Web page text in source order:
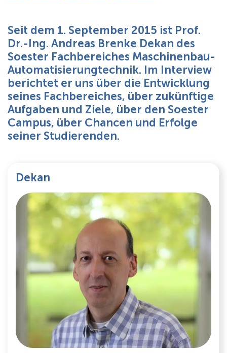
Seit dem 1. September 2015 ist Prof.
Dr.-Ing. Andreas Brenke Dekan des
Soester Fachbereiches Maschinenbau-
Automatisierungtechnik. Im Interview
berichtet er uns über die Entwicklung
seines Fachbereiches, über zukünftige
Aufgaben und Ziele, über den Soester
Campus, über Chancen und Erfolge
seiner Studierenden.
Dekan